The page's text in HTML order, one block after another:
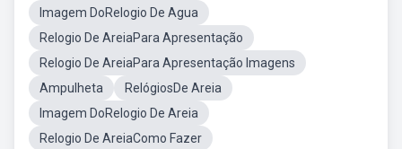
Imagem DoRelogio De Agua
Relogio De AreiaPara Apresentação
Relogio De AreiaPara Apresentação Imagens
Ampulheta
RelógiosDe Areia
Imagem DoRelogio De Areia
Relogio De AreiaComo Fazer